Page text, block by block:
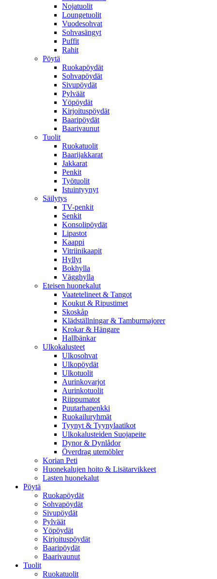
Nojatuolit
Loungetuolit
Vuodesohvat
Sohvasängyt
Puffit
Rahit
Pöytä
Ruokapöydät
Sohvapöydät
Sivupöydät
Pylväät
Yöpöydät
Kirjoituspöydät
Baaripöydät
Baarivaunut
Tuolit
Ruokatuolit
Baarijakkarat
Jakkarat
Penkit
Työtuolit
Istuintyynyt
Säilytys
TV-penkit
Senkit
Konsolipöydät
Lipastot
Kaappi
Vitriinikaapit
Hyllyt
Bokhylla
Vägghylla
Eteisen huonekalut
Vaatetelineet & Tangot
Koukut & Ripustimet
Skoskåp
Klädställningar & Tamburmajorer
Krokar & Hängare
Hallbänkar
Ulkokalusteet
Ulkosohvat
Ulkopöydät
Ulkotuolit
Aurinkovarjot
Aurinkotuolit
Riippumatot
Puutarhapenkki
Ruokailuryhmät
Tyynyt & Tyynylaatikot
Ulkokalusteiden Suojapeite
Dynor & Dynlådor
Överdrag utemöbler
Korian Peti
Huonekalujen hoito & Lisätarvikkeet
Lasten huonekalut
Pöytä
Ruokapöydät
Sohvapöydät
Sivupöydät
Pylväät
Yöpöydät
Kirjoituspöydät
Baaripöydät
Baarivaunut
Tuolit
Ruokatuolit